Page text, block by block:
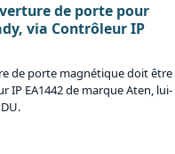
de porte pour
via Contrôleur IP
de porte magnétique doit être
IP EA1442 de marque Aten, lui-